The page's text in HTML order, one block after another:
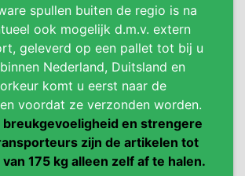
spullen buiten de regio is na
ook mogelijk d.m.v. extern
geleverd op een pallet tot bij u
Nederland, Duitsland en
komt u eerst naar de
voordat ze verzonden worden.
breukgevoeligheid en strengere
zijn de artikelen tot
175 kg alleen zelf af te halen.